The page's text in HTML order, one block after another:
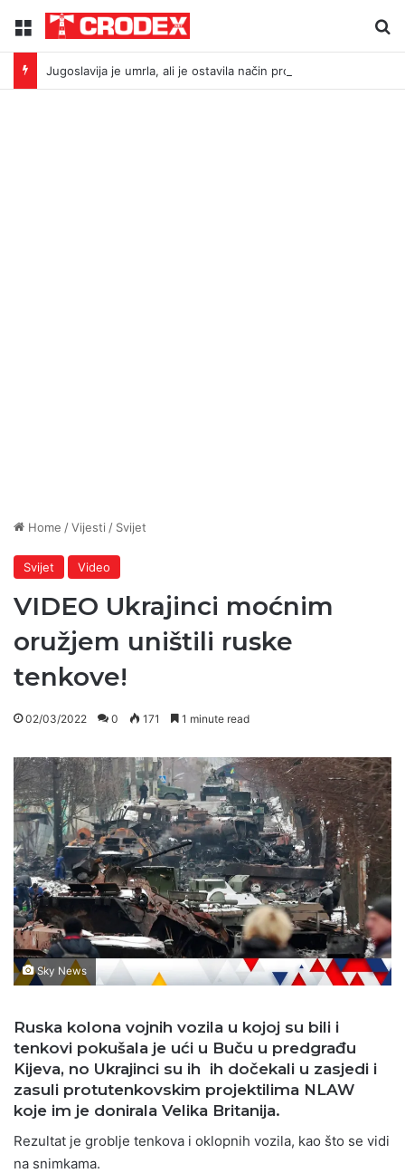
Menu
Home /Vijesti / Svijet
Svijet Video
VIDEO Ukrajinci moćnim
oružjem uništili ruske
tenkove!
02/03/2022 0 171 1 minute read
Sky News
Ruska kolona vojnih vozila u kojoj su bili i
tenkovi pokušala je ući u Buču u predgrađu
Kijeva, no Ukrajinci su ih ih dočekali u zasjedi i
zasuli protutenkovskim projektilima NLAW
koje im je donirala Velika Britanija.
Rezultat je groblje tenkova i oklopnih vozila, kao što se vidi
na snimkama.